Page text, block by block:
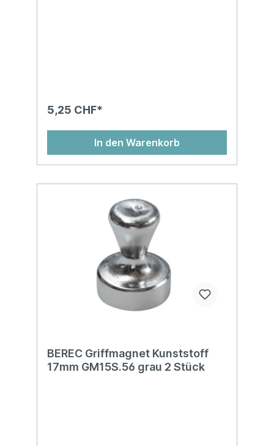
5,25 CHF*
In den Warenkorb
BEREC Griffmagnet Kunststoff
17mm GM15S.56 grau 2 Stück